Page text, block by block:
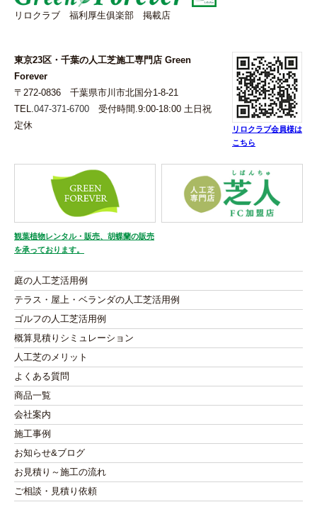
リロクラブ 福利厚生俱楽部 掲載店
東京23区・千葉の人工芝施工専門店 Green
Forever
〒272-0836 千葉県市川市北国分1-8-21
TEL. 047-371-6700 受付時間.9:00-18:00 土日祝
定休
リロクラブ会員様は
こちら
観葉植物レンタル・販売、胡蝶蘭の販売
を承っております。
庭の人工芝活用例
テラス・屋上・ベランダの人工芝活用例
ゴルフの人工芝活用例
概算見積りシミュレーション
人工芝のメリット
よくある質問
商品一覧
会社案内
施工事例
お知らせ&ブログ
お見積り～施工の流れ
ご相談・見積り依頼